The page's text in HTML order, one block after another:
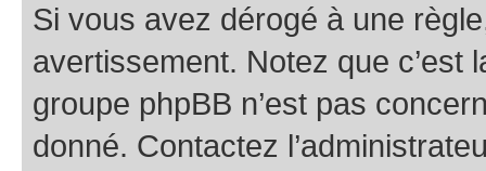
Si vous avez dérogé à une
avertissement. Notez que c’est
groupe phpBB n’est pas
donné. Contactez